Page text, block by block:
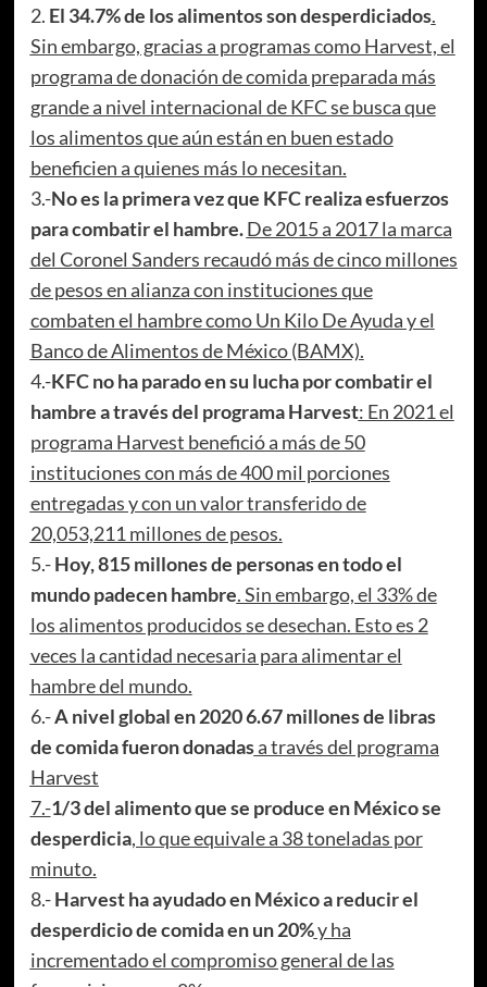
2. El 34.7% de los alimentos son desperdiciados.
Sin embargo, gracias a programas como Harvest, el
programa de donación de comida preparada más
grande a nivel internacional de KFC se busca que
los alimentos que aún están en buen estado
beneficien a quienes más lo necesitan.
3.-No es la primera vez que KFC realiza esfuerzos
para combatir el hambre.De 2015 a 2017 la marca
del Coronel Sanders recaudó más de cinco millones
de pesos en alianza con instituciones que
combaten el hambre como Un Kilo De Ayuda y el
Banco de Alimentos de México (BAMX).
4.-KFC no ha parado en su lucha por combatir el
hambre a través del programa Harvest: En 2021 el
programa Harvest benefició a más de 50
instituciones con más de 400 mil porciones
entregadas y con un valor transferido de
20,053,211 millones de pesos.
5.-Hoy, 815 millones de personas en todo el
mundo padecen hambre. Sin embargo, el 33% de
los alimentos producidos se desechan. Esto es 2
veces la cantidad necesaria para alimentar el
hambre del mundo.
6.-A nivel global en 2020 6.67 millones de libras
de comida fueron donadasa través del programa
Harvest
7.-1/3 del alimento que se produce en México se
desperdicia, lo que equivale a 38 toneladas por
minuto.
8.-Harvest ha ayudado en México a reducir el
desperdicio de comida en un 20%y ha
incrementado el compromiso general de las